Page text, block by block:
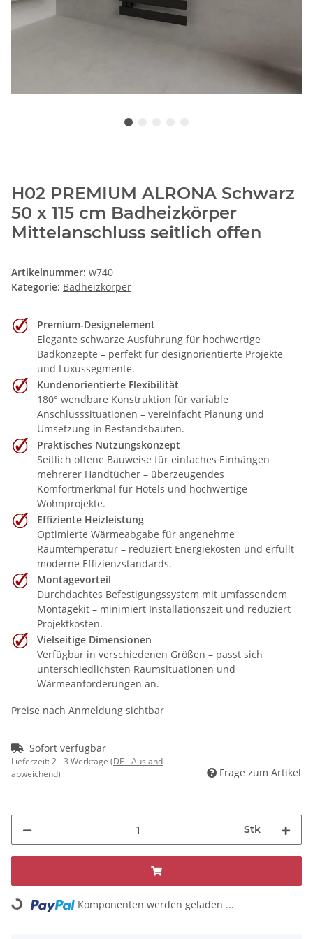
H02 PREMIUM ALRONA Schwarz
50 x 115 cm Badheizkörper
Mittelanschluss seitlich offen
Artikelnummer: w740
Kategorie: Badheizkörper
Premium-Designelement
Elegante schwarze Ausführung für hochwertige
Badkonzepte – perfekt für designorientierte Projekte
und Luxussegmente.
Kundenorientierte Flexibilität
180° wendbare Konstruktion für variable
Anschlusssituationen – vereinfacht Planung und
Umsetzung in Bestandsbauten.
Praktisches Nutzungskonzept
Seitlich offene Bauweise für einfaches Einhängen
mehrerer Handtücher – überzeugendes
Komfortmerkmal für Hotels und hochwertige
Wohnprojekte.
Effiziente Heizleistung
Optimierte Wärmeabgabe für angenehme
Raumtemperatur – reduziert Energiekosten und erfüllt
moderne Effizienzstandards.
Montagevorteil
Durchdachtes Befestigungssystem mit umfassendem
Montagekit – minimiert Installationszeit und reduziert
Projektkosten.
Vielseitige Dimensionen
Verfügbar in verschiedenen Größen – passt sich
unterschiedlichsten Raumsituationen und
Wärmeanforderungen an.
Preise nach Anmeldung sichtbar
Sofort verfügbar
Lieferzeit:2 - 3 Werktage (DE - Ausland
abweichend)
Frage zum Artikel
Stk
Loading... Komponenten werden geladen ...